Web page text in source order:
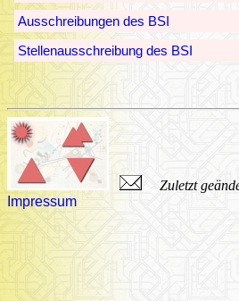
Ausschreibungen des BSI
Stellenausschreibung des BSI
Zuletzt
Impressum